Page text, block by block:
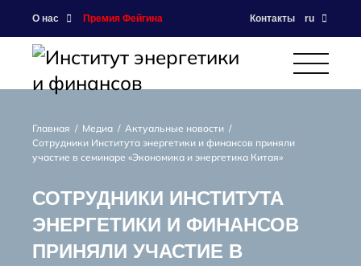
О нас Премия Фейгина Контакты ru
Главная Медиа
Актуальные новости
Сотрудники Института энергетики и финансов приняли
участие в семинаре «Экономика и энергетика Китая»
СОТРУДНИКИ ИНСТИТУТА
ЭНЕРГЕТИКИ И ФИНАНСОВ
ПРИНЯЛИ УЧАСТИЕ В